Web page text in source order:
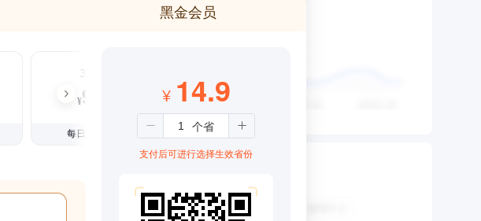
黑金会员
3个月
¥99
每日仅1.08元
¥ 14.9
支付后可进行选择生效省份